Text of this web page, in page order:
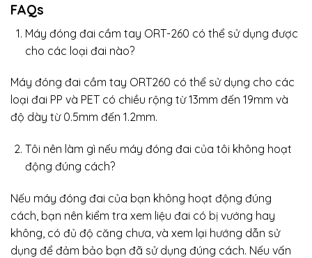
FAQs
Máy đóng đai cầm tay ORT-260 có thể sử dụng được
cho các loại đai nào?
Máy đóng đai cầm tay ORT260 có thể sử dụng cho các
loại đai PP và PET có chiều rộng từ 13mm đến 19mm và
độ dày từ 0.5mm đến 1.2mm.
Tôi nên làm gì nếu máy đóng đai của tôi không hoạt
động đúng cách?
Nếu máy đóng đai của bạn không hoạt động đúng
cách, bạn nên kiểm tra xem liệu đai có bị vướng hay
không, có đủ độ căng chưa, và xem lại hướng dẫn sử
dụng để đảm bảo bạn đã sử dụng đúng cách. Nếu vấn